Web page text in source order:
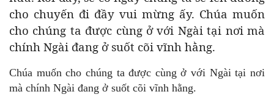
cho chuyến đi đầy vui mừng ấy. Chúa muốn
cho chúng ta được cùng ở với Ngài tại nơi mà
chính Ngài đang ở suốt cõi vĩnh hằng.
Chúa muốn cho chúng ta được cùng ở với Ngài tại nơi
mà chính Ngài đang ở suốt cõi vĩnh hằng.